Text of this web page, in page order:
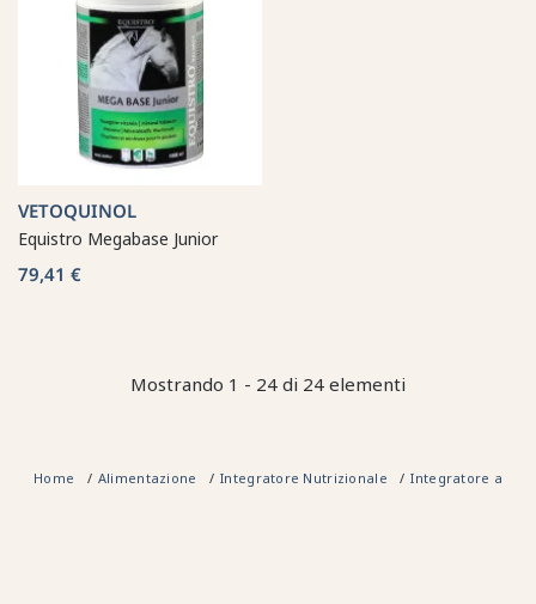
VETOQUINOL
Equistro Megabase Junior
79,41 €
Mostrando 1 - 24 di 24 elementi
Home Alimentazione Integratore Nutrizionale Integratore